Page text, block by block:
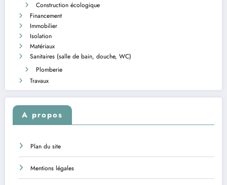
Construction écologique
Financement
Immobilier
Isolation
Matériaux
Sanitaires (salle de bain, douche, WC)
Plomberie
Travaux
A propos
Plan du site
Mentions légales